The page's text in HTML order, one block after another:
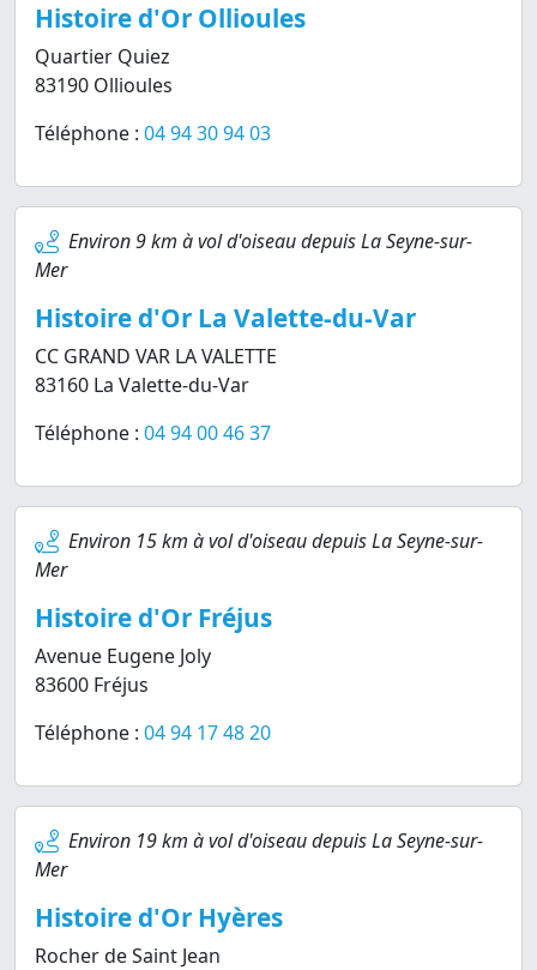
Histoire d'Or Ollioules
Quartier Quiez
83190 Ollioules
Téléphone : 04 94 30 94 03
Environ 9 km à vol d'oiseau depuis La Seyne-sur-
Mer
Histoire d'Or La Valette-du-Var
CC GRAND VAR LA VALETTE
83160 La Valette-du-Var
Téléphone : 04 94 00 46 37
Environ 15 km à vol d'oiseau depuis La Seyne-sur-
Mer
Histoire d'Or Fréjus
Avenue Eugene Joly
83600 Fréjus
Téléphone : 04 94 17 48 20
Environ 19 km à vol d'oiseau depuis La Seyne-sur-
Mer
Histoire d'Or Hyères
Rocher de Saint Jean